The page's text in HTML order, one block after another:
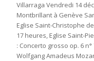
Villarraga Vendredi 14
Montbrillant à Genève
Eglise Saint-Christophe
17 heures, Eglise Saint-
: Concerto grosso op. 6
Wolfgang Amadeus